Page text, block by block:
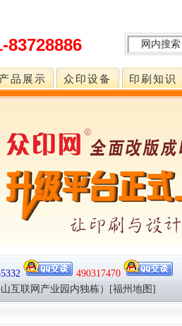
83728886 网内搜索
产品展示 众印设备 印刷知识
490317470
互联网产业园内独栋）[福州地图]